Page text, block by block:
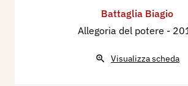
Battaglia Biagio
Allegoria del potere -
Visualizza scheda